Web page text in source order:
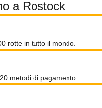
a Rostock
rotte in tutto il mondo.
metodi di pagamento.